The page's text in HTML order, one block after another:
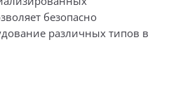
безопасно
различных типов в